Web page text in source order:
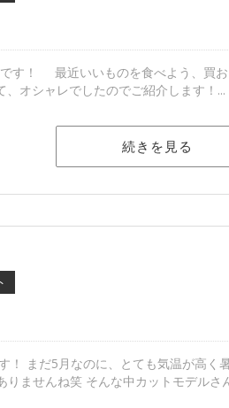
す！ 最近いいものを食べよう、買
オシャレでしたのでご紹介します！...
続きを見る
！ まだ5月なのに、とても気温が高
ませんね笑 そんな中カットモデル